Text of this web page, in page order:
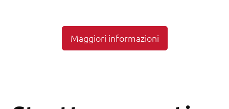
Maggiori informazioni